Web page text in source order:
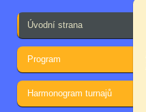
Úvodní strana
Program
Harmonogram turnajů